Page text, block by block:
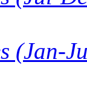
(Jan-